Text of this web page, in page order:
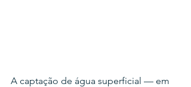
A captação de água superficial — em